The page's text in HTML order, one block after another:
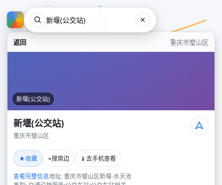
返回 重庆市璧山区
新堰(公交站)
新堰(公交站)
重庆市璧山区
★收藏 ⌖搜周边 📱 去手机查看
查看完整信息地址: 重庆市璧山区新堰-水天池